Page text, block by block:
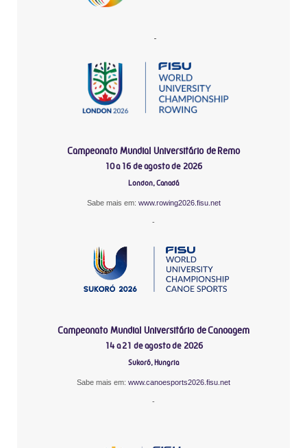
-
Campeonato Mundial Universitário de Remo
10 a 16 de agosto de 2026
London, Canadá
Sabe mais em: www.rowing2026.fisu.net
-
Campeonato Mundial Universitário de Canoagem
14 a 21 de agosto de 2026
Sukoró, Hungria
Sabe mais em: www.canoesports2026.fisu.net
-